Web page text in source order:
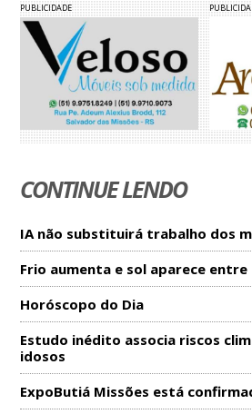
PUBLICIDADE
CONTINUE LENDO
IA não substituirá trabalho dos
Frio aumenta e sol aparece entre
Horóscopo do Dia
Estudo inédito associa riscos
idosos
ExpoButiá Missões está